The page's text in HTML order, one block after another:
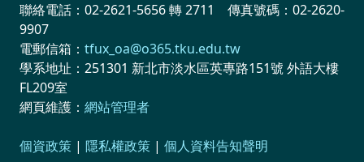
聯絡電話：02-2621-5656 轉 2711 傳真號碼：02-2620-
9907
電郵信箱： tfux_oa@o365.tku.edu.tw
學系地址：251301 新北市淡水區英專路151號 外語大樓
FL209室
網頁維護： 網站管理者
個資政策 | 隱私權政策 | 個人資料告知聲明